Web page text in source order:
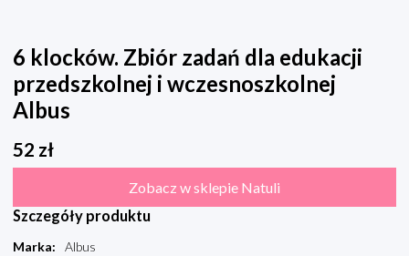
6 klocków. Zbiór zadań dla edukacji
przedszkolnej i wczesnoszkolnej
Albus
52 zł
Zobacz w sklepie Natuli
Szczegóły produktu
Marka:
Albus